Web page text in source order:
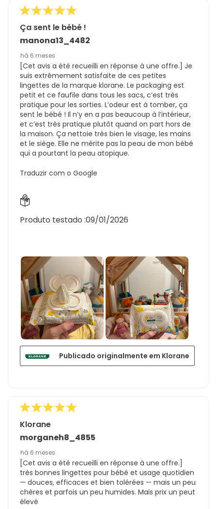
Ça sent le bébé !
manona13_4482
há 6 meses
[Cet avis a été recueilli en réponse à une offre.] Je
suis extrêmement satisfaite de ces petites
lingettes de la marque klorane. Le packaging est
petit et ce faufile dans tous les sacs, c’est très
pratique pour les sorties. L’odeur est à tomber, ça
sent le bébé ! Il n’y en a pas beaucoup à l’intérieur,
et c’est très pratique plutôt quand on part hors de
la maison. Ça nettoie très bien le visage, les mains
et le siège. Elle ne mérite pas la peau de mon bébé
qui a pourtant la peau atopique.
Traduzir com o Google
Produto testado :09/01/2026
Publicado originalmente em Klorane
Klorane
morganeh8_4855
há 6 meses
[Cet avis a été recueilli en réponse à une offre.]
très bonnes lingettes pour bébé et usage quotidien
— douces, efficaces et bien tolérées — mais un peu
chères et parfois un peu humides. Mais prix un peut
élevé